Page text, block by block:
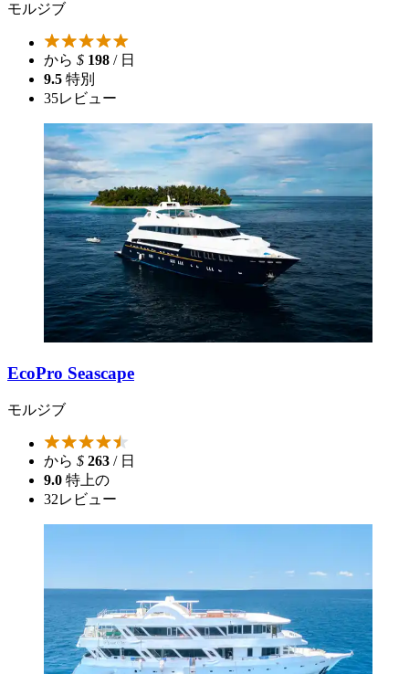
モルジブ
から $ 198 / 日
9.5 特別
35レビュー
EcoPro Seascape
モルジブ
から $ 263 / 日
9.0 特上の
32レビュー